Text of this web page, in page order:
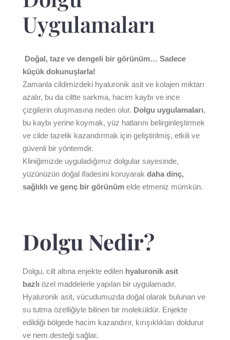
Uygulamaları
Doğal, taze ve dengeli bir görünüm… Sadece
küçük dokunuşlarla!
Zamanla cildimizdeki hyaluronik asit ve kolajen miktarı
azalır, bu da ciltte sarkma, hacim kaybı ve ince
çizgilerin oluşmasına neden olur. Dolgu uygulamaları,
bu kaybı yerine koymak, yüz hatlarını belirginleştirmek
ve cilde tazelik kazandırmak için geliştirilmiş, etkili ve
güvenli bir yöntemdir.
Kliniğimizde uyguladığımız dolgular sayesinde,
yüzünüzün doğal ifadesini koruyarak daha dinç,
sağlıklı ve genç bir görünüm elde etmeniz mümkün.
Dolgu Nedir?
Dolgu, cilt altına enjekte edilen hyaluronik asit
bazlı özel maddelerle yapılan bir uygulamadır.
Hyaluronik asit, vücudumuzda doğal olarak bulunan ve
su tutma özelliğiyle bilinen bir moleküldür. Enjekte
edildiği bölgede hacim kazandırır, kırışıklıkları doldurur
ve nem desteği sağlar.